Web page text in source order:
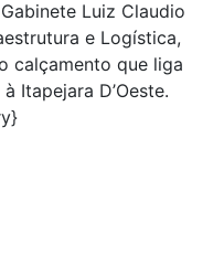
Luiz Claudio
e Logística,
calçamento que liga
Itapejara D’Oeste.